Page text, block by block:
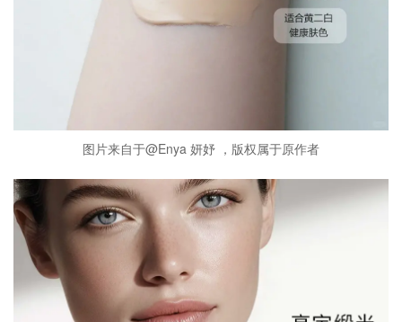
图片来自于@Enya 妍妤 ，版权属于原作者